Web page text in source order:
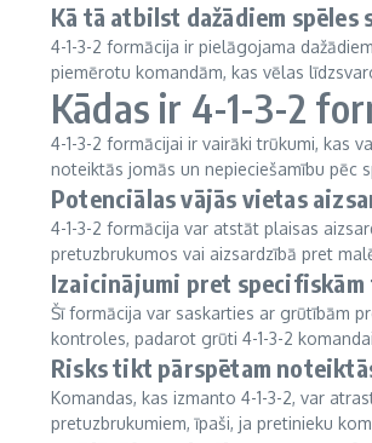
Kā tā atbilst dažādiem spēles
4-1-3-2 formācija ir pielāgojama
piemērotu komandām, kas vēlas
Kādas ir 4-1-3-2
4-1-3-2 formācijai ir vairāki trūkumi, kas
noteiktās jomās un nepieciešamību pēc
Potenciālas vājās vietas
4-1-3-2 formācija var atstāt plaisas
pretuzbrukumos vai aizsardzībā pret
Izaicinājumi pret specifiskām
Šī formācija var saskarties ar grūtībām
kontroles, padarot grūti 4-1-3-2
Risks tikt pārspētam
Komandas, kas izmanto 4-1-3-2, var
pretuzbrukumiem, īpaši, ja pretinieku